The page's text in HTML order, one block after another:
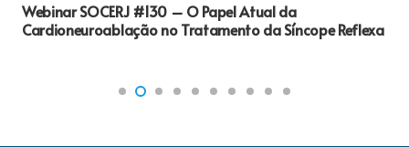
Webinar SOCERJ #130 – O Papel Atual da
Cardioneuroablação no Tratamento da Síncope Reflexa